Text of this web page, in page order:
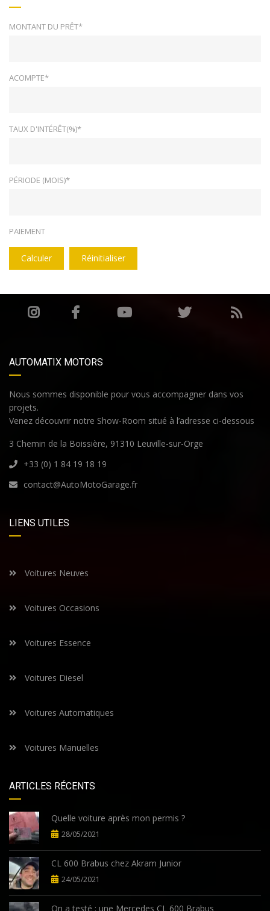
MONTANT DU PRÊT*
ACOMPTE*
TAUX D'INTÉRÊT(%)*
PÉRIODE (MOIS)*
PAIEMENT
Calculer Réinitialiser
AUTOMATIX MOTORS
Nous sommes disponible pour vous accompagner dans vos
projets.
Venez découvrir notre Show-Room situé à l’adresse ci-dessous
3 Chemin de la Boissière, 91310 Leuville-sur-Orge
+33 (0) 1 84 19 18 19
contact@AutoMotoGarage.fr
LIENS UTILES
Voitures Neuves
Voitures Occasions
Voitures Essence
Voitures Diesel
Voitures Automatiques
Voitures Manuelles
ARTICLES RÉCENTS
Quelle voiture après mon permis ?
28/05/2021
CL 600 Brabus chez Akram Junior
24/05/2021
On a testé : une Mercedes CL 600 Brabus